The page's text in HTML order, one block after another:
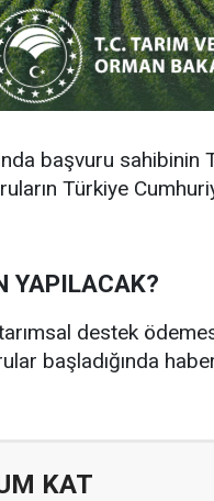
başvuru sahibinin
Türkiye
YAPILACAK?
tarımsal destek
başladığında
KAT